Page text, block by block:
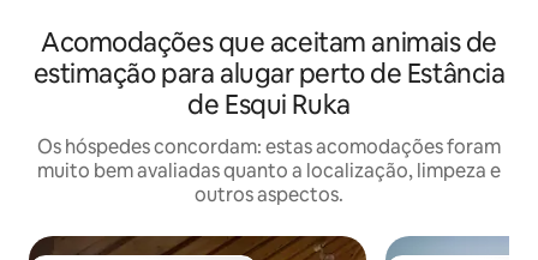
Acomodações que aceitam animais de
estimação para alugar perto de Estância
de Esqui Ruka
Os hóspedes concordam: estas acomodações foram
muito bem avaliadas quanto a localização, limpeza e
outros aspectos.